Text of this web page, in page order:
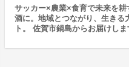
サッカー×農業×食育で未来を
酒に。地域とつながり、生きる
ト。 佐賀市鍋島からお届けしま